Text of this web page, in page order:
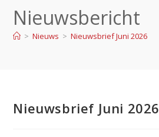
Nieuwsbericht
> Nieuws > Nieuwsbrief Juni 2026
Nieuwsbrief Juni 2026